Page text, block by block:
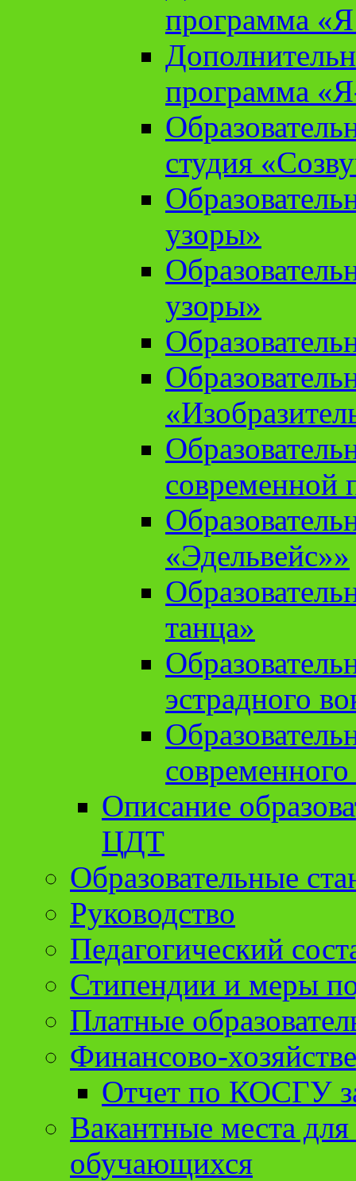
программа «Я
программа
студия
узоры»
узоры»
современной
«Эдельвейс»»
танца»
эстрадного
Описание
ЦДТ
Образовательные
Руководство
Педагогический
Стипендии и меры
Платные
Финансово-
Отчет по КОСГУ
Вакантные места
обучающихся